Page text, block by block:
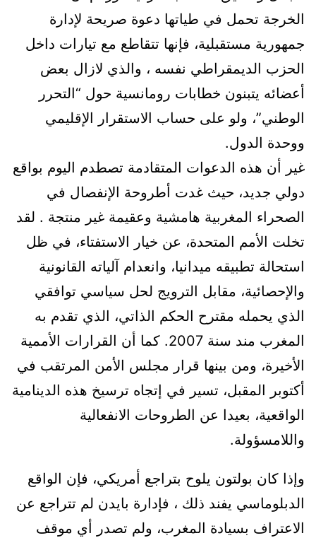
الخرجة تحمل في طياتها دعوة صريحة لإدارة
جمهورية مستقبلية، فإنها تتقاطع مع تيارات داخل
الحزب الديمقراطي نفسه ، والذي لازال بعض
أعضائه يتبنون خطابات رومانسية حول “التحرر
الوطني”، ولو على حساب الاستقرار الإقليمي
ووحدة الدول.
غير أن هذه الدعوات المتقادمة تصطدم اليوم بواقع
دولي جديد، حيث غدت أطروحة الإنفصال في
الصحراء المغربية هامشية وعقيمة غير منتجة . لقد
تخلت الأمم المتحدة، عن خيار الاستفتاء، في ظل
استحالة تطبيقه ميدانيا، وانعدام آلياته القانونية
والإحصائية، مقابل الترويج لحل سياسي توافقي
الذي يحمله مقترح الحكم الذاتي، الذي تقدم به
المغرب مند سنة 2007. كما أن القرارات الأممية
الأخيرة، ومن بينها قرار مجلس الأمن المرتقب في
أكتوبر المقبل، تسير في إتجاه ترسيخ هذه الدينامية
الواقعية، بعيدا عن الطروحات الانفعالية
واللامسؤولة.
وإذا كان بولتون يلوح بتراجع أمريكي، فإن الواقع
الدبلوماسي يفند ذلك ، فإدارة بايدن لم تتراجع عن
الاعتراف بسيادة المغرب، ولم تصدر أي موقف